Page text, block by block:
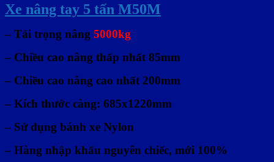
Xe nâng tay 5 tấn M50M
– Tải trọng nâng 5000kg
– Chiều cao nâng thấp nhất 85mm
– Chiều cao nâng cao nhất 200mm
– Kích thước càng: 685x1220mm
– Sử dụng bánh xe Nylon
– Hàng nhập khẩu nguyên chiếc, mới 100%